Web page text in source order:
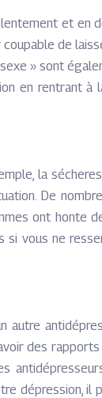
et en
de
» sont
en rentrant
la
De
ont honte
si vous ne
autre
des
dépression, il